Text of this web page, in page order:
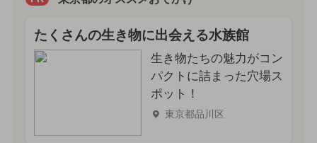
たくさんの生き物に出会える水族館
生き物たちの魅力がコン
パクトに詰まった穴場ス
ポット！
東京都品川区